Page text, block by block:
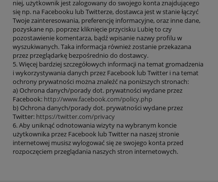
niej, użytkownik jest zalogowany do swojego konta znajdującego
się np. na Facebooku lub Twitterze, dostawca jest w stanie łączyć
Twoje zainteresowania, preferencję informacyjne, oraz inne dane,
pozyskane np. poprzez kliknięcie przycisku Lubię to czy
pozostawienie komentarza, bądź wpisanie nazwy profilu w
wyszukiwanych. Taka informacja również zostanie przekazana
przez przeglądarkę bezpośrednio do dostawcy.
5. Więcej bardziej szczegółowych informacji na temat gromadzenia
i wykorzystywania danych przez Facebook lub Twitter i na temat
ochrony prywatności można znaleźć na poniższych stronach:
a) Ochrona danych/porady dot. prywatności wydane przez
Facebook: http://www.facebook.com/policy.php
b) Ochrona danych/porady dot. prywatności wydane przez
Twitter: https://twitter.com/privacy
6. Aby uniknąć odnotowania wizyty na wybranym koncie
użytkownika przez Facebook lub Twitter na naszej stronie
internetowej musisz wylogować się ze swojego konta przed
rozpoczęciem przeglądania naszych stron internetowych.